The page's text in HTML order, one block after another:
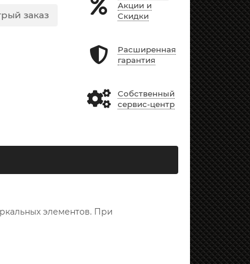
заказ
Акции и
Скидки
Расширенная
гарантия
Собственный
сервис-центр
элементов. При